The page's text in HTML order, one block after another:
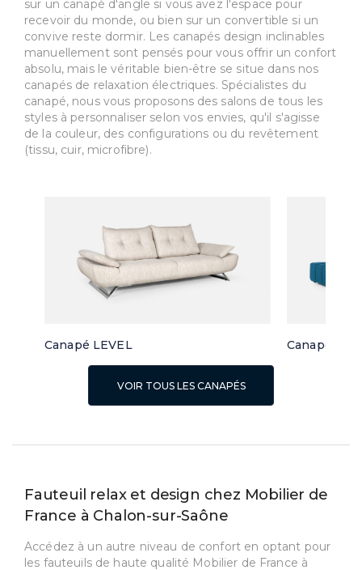
sur un canapé d'angle si vous avez l'espace pour
recevoir du monde, ou bien sur un convertible si un
convive reste dormir. Les canapés design inclinables
manuellement sont pensés pour vous offrir un confort
absolu, mais le véritable bien-être se situe dans nos
canapés de relaxation électriques. Spécialistes du
canapé, nous vous proposons des salons de tous les
styles à personnaliser selon vos envies, qu'il s'agisse
de la couleur, des configurations ou du revêtement
(tissu, cuir, microfibre).
Canapé LEVEL Canapé
VOIR TOUS LES CANAPÉS
Fauteuil relax et design chez Mobilier de
France à Chalon-sur-Saône
Accédez à un autre niveau de confort en optant pour
les fauteuils de haute qualité Mobilier de France à